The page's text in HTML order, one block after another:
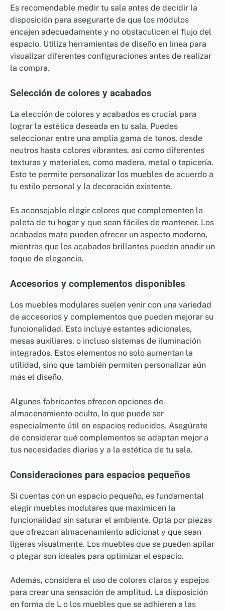
Es recomendable medir tu sala antes de decidir la
disposición para asegurarte de que los módulos
encajen adecuadamente y no obstaculicen el flujo del
espacio. Utiliza herramientas de diseño en línea para
visualizar diferentes configuraciones antes de realizar
la compra.
Selección de colores y acabados
La elección de colores y acabados es crucial para
lograr la estética deseada en tu sala. Puedes
seleccionar entre una amplia gama de tonos, desde
neutros hasta colores vibrantes, así como diferentes
texturas y materiales, como madera, metal o tapicería.
Esto te permite personalizar los muebles de acuerdo a
tu estilo personal y la decoración existente.
Es aconsejable elegir colores que complementen la
paleta de tu hogar y que sean fáciles de mantener. Los
acabados mate pueden ofrecer un aspecto moderno,
mientras que los acabados brillantes pueden añadir un
toque de elegancia.
Accesorios y complementos disponibles
Los muebles modulares suelen venir con una variedad
de accesorios y complementos que pueden mejorar su
funcionalidad. Esto incluye estantes adicionales,
mesas auxiliares, o incluso sistemas de iluminación
integrados. Estos elementos no solo aumentan la
utilidad, sino que también permiten personalizar aún
más el diseño.
Algunos fabricantes ofrecen opciones de
almacenamiento oculto, lo que puede ser
especialmente útil en espacios reducidos. Asegúrate
de considerar qué complementos se adaptan mejor a
tus necesidades diarias y a la estética de tu sala.
Consideraciones para espacios pequeños
Si cuentas con un espacio pequeño, es fundamental
elegir muebles modulares que maximicen la
funcionalidad sin saturar el ambiente. Opta por piezas
que ofrezcan almacenamiento adicional y que sean
ligeras visualmente. Los muebles que se pueden apilar
o plegar son ideales para optimizar el espacio.
Además, considera el uso de colores claros y espejos
para crear una sensación de amplitud. La disposición
en forma de L o los muebles que se adhieren a las